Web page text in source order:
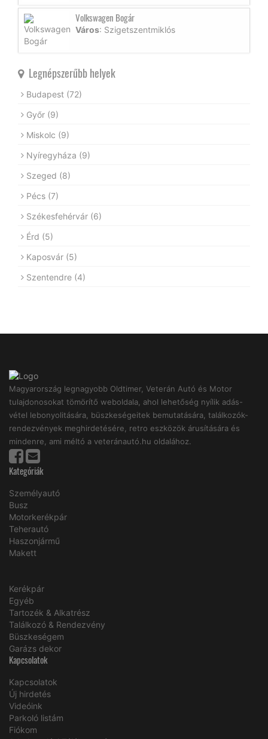
Volkswagen Bogár
Város: Szigetszentmiklós
Legnépszerűbb helyek
Budapest (72)
Győr (9)
Miskolc (9)
Nyíregyháza (9)
Szeged (8)
Pécs (7)
Székesfehérvár (6)
Érd (5)
Kaposvár (5)
Szentendre (4)
Magyarország legnagyobb Oldtimer, Veterán Autó és Motor
tulajdonosokat tömörítő weboldala, ahol lehetőség nyílik adás-
vétel lebonyolitására, büszkeségeitek bemutatására, találkozók-
rendezvények meghirdetésére, retro eszközök árusítására és
mindenre, ami méltó a veteránautó.hu oldalához.
Kategóriák
Személyautó
Busz
Motorkerékpár
Teherautó
Haszonjármű
Makett
Kerékpár
Egyéb
Tartozék & Alkatrész
Találkozó & Rendezvény
Büszkeségem
Garázs dekor
Kapcsolatok
Kapcsolatok
Új hirdetés
Videóink
Parkoló listám
Fiókom